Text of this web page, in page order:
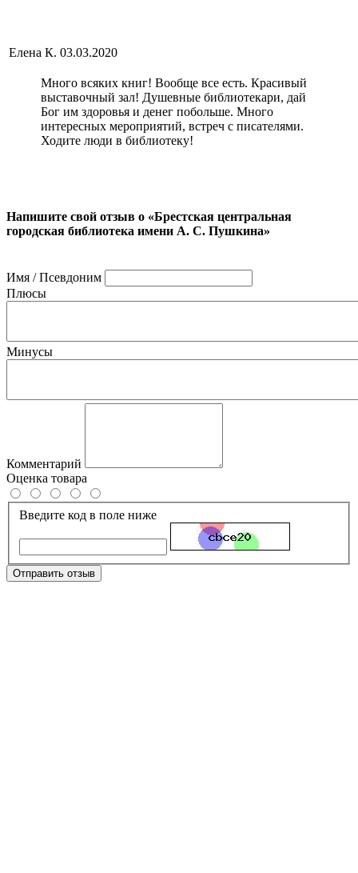
Елена К. 03.03.2020
Много всяких книг! Вообще все есть. Красивый
выставочный зал! Душевные библиотекари, дай
Бог им здоровья и денег побольше. Много
интересных мероприятий, встреч с писателями.
Ходите люди в библиотеку!
Напишите свой отзыв о «Брестская центральная
городская библиотека имени А. С. Пушкина»
Имя / Псевдоним
Плюсы
Минусы
Комментарий
Оценка товара
Введите код в поле ниже
Отправить отзыв